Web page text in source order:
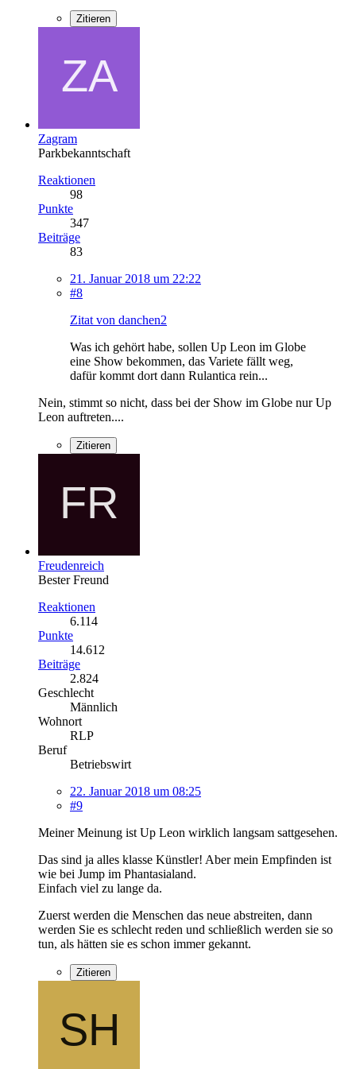
Zitieren
Zagram
Parkbekanntschaft
Reaktionen
98
Punkte
347
Beiträge
83
21. Januar 2018 um 22:22
#8
Zitat von danchen2
Was ich gehört habe, sollen Up Leon im Globe
eine Show bekommen, das Variete fällt weg,
dafür kommt dort dann Rulantica rein...
Nein, stimmt so nicht, dass bei der Show im Globe nur Up
Leon auftreten....
Zitieren
Freudenreich
Bester Freund
Reaktionen
6.114
Punkte
14.612
Beiträge
2.824
Geschlecht
Männlich
Wohnort
RLP
Beruf
Betriebswirt
22. Januar 2018 um 08:25
#9
Meiner Meinung ist Up Leon wirklich langsam sattgesehen.
Das sind ja alles klasse Künstler! Aber mein Empfinden ist
wie bei Jump im Phantasialand.
Einfach viel zu lange da.
Zuerst werden die Menschen das neue abstreiten, dann
werden Sie es schlecht reden und schließlich werden sie so
tun, als hätten sie es schon immer gekannt.
Zitieren